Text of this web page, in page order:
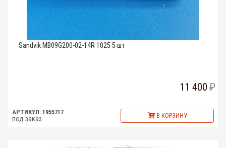
Sandvik MB09G200-02-14R 1025 5 шт
11 400
АРТИКУЛ: 1955717
под заказ В КОРЗИНУ